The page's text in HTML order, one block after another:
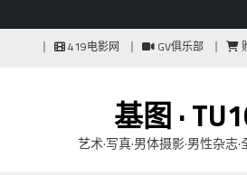
419电影网 GV俱乐部
基图 ·
艺术·写真·男体摄影·男性杂志·